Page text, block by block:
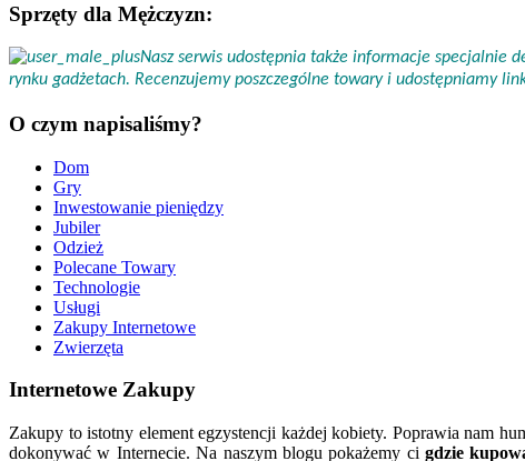
Sprzęty dla Mężczyzn:
Nasz serwis udostępnia także informacje specjalnie
rynku gadżetach. Recenzujemy poszczególne towary i udostępniamy
O czym napisaliśmy?
Dom
Gry
Inwestowanie pieniędzy
Jubiler
Odzież
Polecane Towary
Technologie
Usługi
Zakupy Internetowe
Zwierzęta
Internetowe Zakupy
Zakupy to istotny element egzystencji każdej kobiety. Poprawia nam
dokonywać w Internecie. Na naszym blogu pokażemy cigdzie